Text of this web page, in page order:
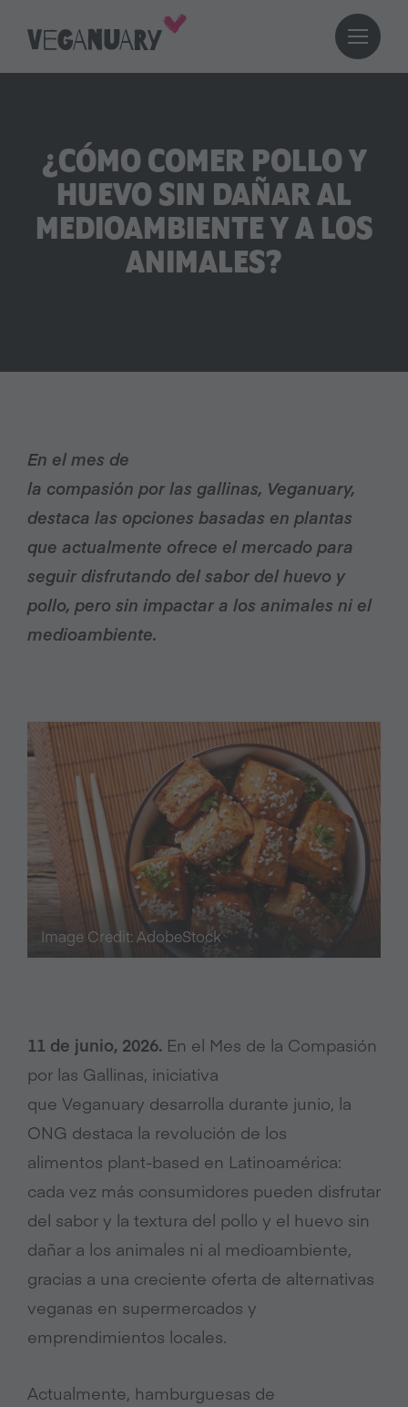
¿CÓMO COMER POLLO Y
HUEVO SIN DAÑAR AL
MEDIOAMBIENTE Y A LOS
ANIMALES?
En el mes de
la compasión por las gallinas, Veganuary,
destaca las opciones basadas en plantas
que actualmente ofrece el mercado para
seguir disfrutando del sabor del huevo y
pollo, pero sin impactar a los animales ni el
medioambiente.
Image Credit: AdobeStock
11 de junio, 2026. En el Mes de la Compasión
por las Gallinas, iniciativa
que Veganuary desarrolla durante junio, la
ONG destaca la revolución de los
alimentos plant-based en Latinoamérica:
cada vez más consumidores pueden disfrutar
del sabor y la textura del pollo y el huevo sin
dañar a los animales ni al medioambiente,
gracias a una creciente oferta de alternativas
veganas en supermercados y
emprendimientos locales.
Actualmente, hamburguesas de